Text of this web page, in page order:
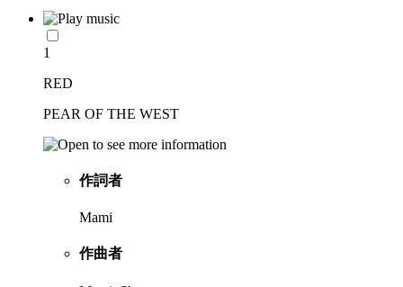
1
RED
PEAR OF THE WEST
作詞者
Mami
作曲者